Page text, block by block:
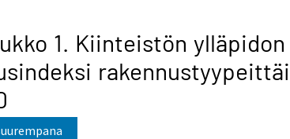
1. Kiinteistön ylläpidon